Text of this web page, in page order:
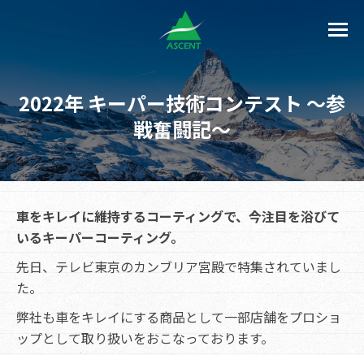
2022年 キーパー技術コンテスト ～参
戦奮闘記～
車をキレイに維持するコーティングで、今注目を浴びて
いるキーパーコーティング。
先日、テレビ東京のカンブリア宮殿で特集されていまし
た。
弊社も車をキレイにする商品として一部店舗をプロショ
ップとして取り扱いをおこなっております。